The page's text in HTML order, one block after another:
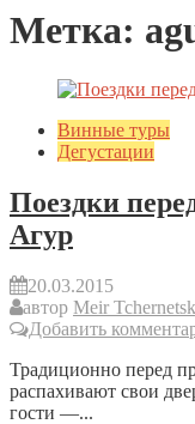
Метка:
Винные туры
Дегустации
Поездки
Агур
20.03.2015
автор Meir
Добавить
Традиционно перед
распахивают свои
гости —...